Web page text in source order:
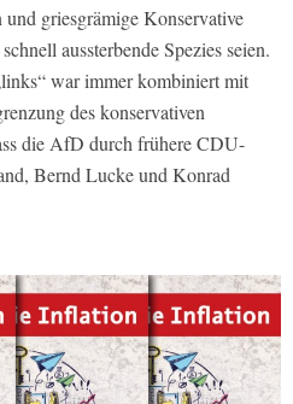
griesgrämige Konservative
aussterbende Spezies seien.
war immer kombiniert mit
des konservativen
die AfD durch frühere CDU-
Bernd Lucke und Konrad